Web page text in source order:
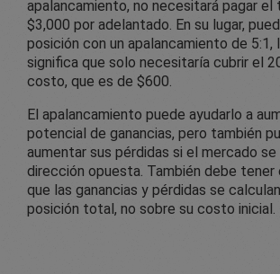
apalancamiento, no necesitará pagar el
$3,000 por adelantado. En su lugar,
posición con un apalancamiento de 5:1,
significa que solo necesitaría cubrir el
costo, que es de $600.
El apalancamiento puede ayudarlo a
potencial de ganancias, pero también
aumentar sus pérdidas si el mercado se
dirección opuesta. También debe tener
que las ganancias y pérdidas se
posición total, no sobre su costo inicial.